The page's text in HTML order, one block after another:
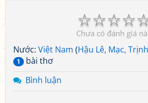
☆
☆
☆
☆
Chưa có đánh giá
Nước: Việt Nam (Hậu Lê, Mạc,
1
bài thơ
Bình luận